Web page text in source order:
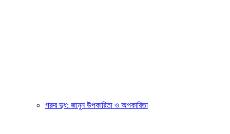
গরুর দুধ: জানুন উপকারিতা ও অপকারিতা